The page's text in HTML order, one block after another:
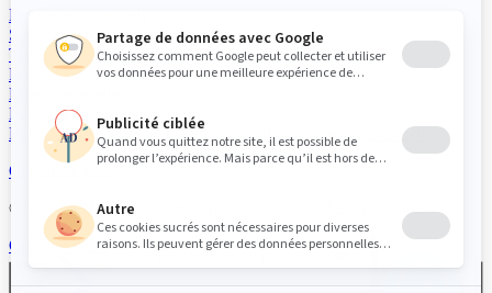
Documents officiels
Services aux entreprises
Travailler à l'EPHEC
Presse
Mentions légales
Politique vie privée
Politique de signalement et de protection des lanceurs d’alerte
Contactez-nous
©2026 EPHEC. Tous droits réservés. BCE : BE 0409.458.972.
Création de site internet :